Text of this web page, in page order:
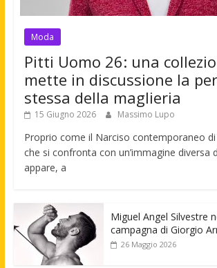
Moda
Pitti Uomo 26: una
mette in discussione la
stessa della maglieria
15 Giugno 2026 Massimo Lupo
Proprio come il Narciso contemporaneo
che si confronta con un’immagine diversa
appare, a
Miguel Angel Silvestre
campagna di Giorgio
26 Maggio 2026